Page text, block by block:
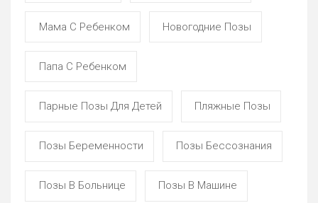
Мама С Ребенком Новогодние Позы
Папа С Ребенком
Парные Позы Для Детей Пляжные Позы
Позы Беременности Позы Бессознания
Позы В Больнице Позы В Машине